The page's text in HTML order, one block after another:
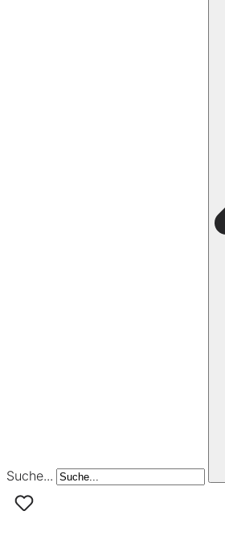
Suche...